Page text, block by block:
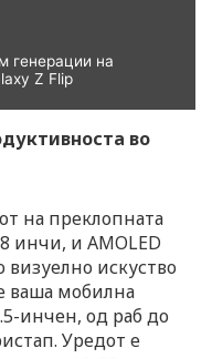
генерации на
Z Flip
во
на преклопната
инчи, и AMOLED
искуство
ваша мобилна
инчен, од раб до
Уредот е